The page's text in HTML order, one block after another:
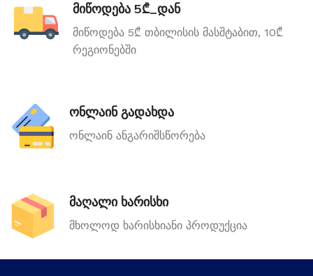
მიწოდება 5₾_დან
მიწოდება 5₾ თბილისის მასშტაბით, 10₾
რეგიონებში
ონლაინ გადახდა
ონლაინ ანგარიშსწორება
მაღალი ხარისხი
მხოლოდ ხარისხიანი პროდუქცია